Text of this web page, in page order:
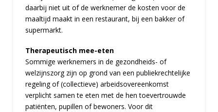
daarbij niet uit of de werknemer de kosten voor de
maaltijd maakt in een restaurant, bij een bakker of
supermarkt.
Therapeutisch mee-eten
Sommige werknemers in de gezondheids- of
welzijnszorg zijn op grond van een publiekrechtelijke
regeling of (collectieve) arbeidsovereenkomst
verplicht samen te eten met de hen toevertrouwde
patiënten, pupillen of bewoners. Voor dit